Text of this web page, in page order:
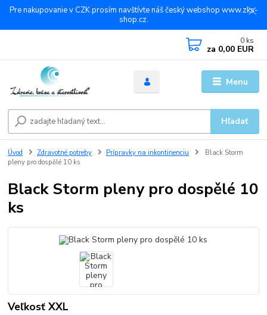
Pre nakupovanie v CZK prosím navštívte náš český webshop www.zks-
shop.cz.
Menu
Hľadať
0 ks
za 0,00 EUR
Úvod Zdravotné potreby Prípravky na inkontinenciu
Black Storm
pleny pro dospělé 10 ks
Black Storm pleny pro dospělé 10
ks
Veľkosť XXL